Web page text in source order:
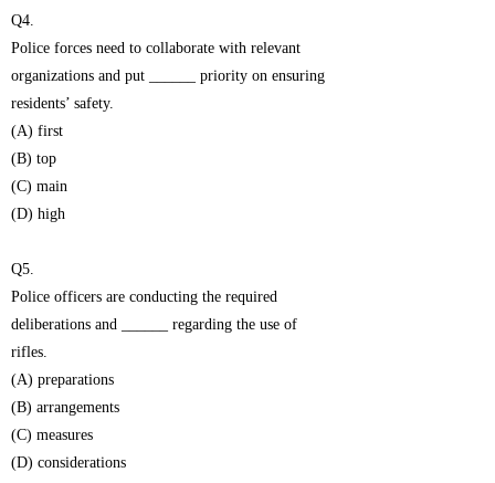
Q4.
Police forces need to collaborate with relevant
organizations and put ______ priority on ensuring
residents’ safety.
(A) first
(B) top
(C) main
(D) high
Q5.
Police officers are conducting the required
deliberations and ______ regarding the use of
rifles.
(A) preparations
(B) arrangements
(C) measures
(D) considerations